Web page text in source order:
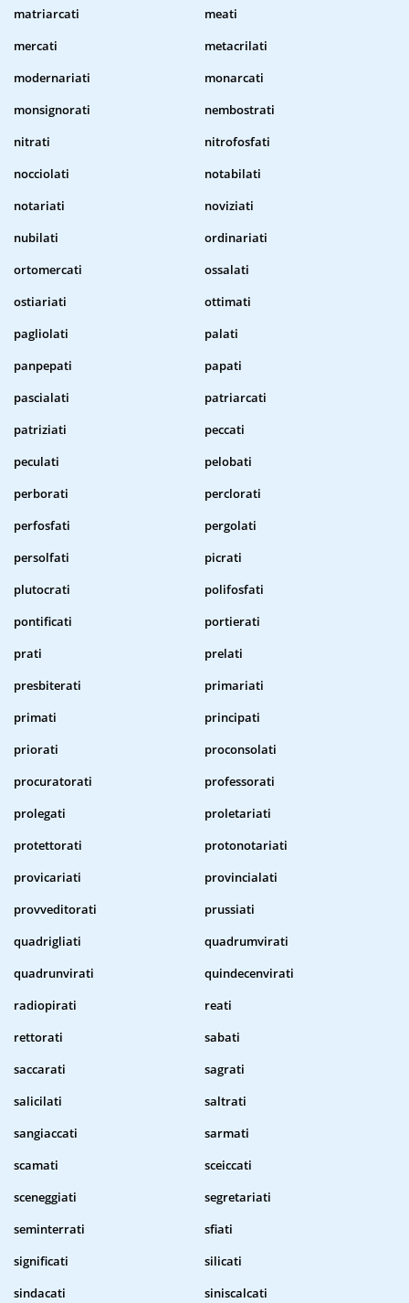
matriarcati
meati
mercati
metacrilati
modernariati
monarcati
monsignorati
nembostrati
nitrati
nitrofosfati
nocciolati
notabilati
notariati
noviziati
nubilati
ordinariati
ortomercati
ossalati
ostiariati
ottimati
pagliolati
palati
panpepati
papati
pascialati
patriarcati
patriziati
peccati
peculati
pelobati
perborati
perclorati
perfosfati
pergolati
persolfati
picrati
plutocrati
polifosfati
pontificati
portierati
prati
prelati
presbiterati
primariati
primati
principati
priorati
proconsolati
procuratorati
professorati
prolegati
proletariati
protettorati
protonotariati
provicariati
provincialati
provveditorati
prussiati
quadrigliati
quadrumvirati
quadrunvirati
quindecenvirati
radiopirati
reati
rettorati
sabati
saccarati
sagrati
salicilati
saltrati
sangiaccati
sarmati
scamati
sceiccati
sceneggiati
segretariati
seminterrati
sfiati
significati
silicati
sindacati
siniscalcati